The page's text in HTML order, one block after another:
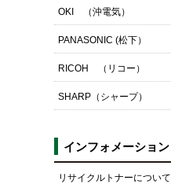
OKI （沖電気）
PANASONIC (松下）
RICOH （リコー）
SHARP（シャープ）
インフォメーション
リサイクルトナーについて